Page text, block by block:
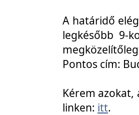
A határidő
legkésőbb 9-
Pontos cím:
Kérem azokat,
linken: itt.